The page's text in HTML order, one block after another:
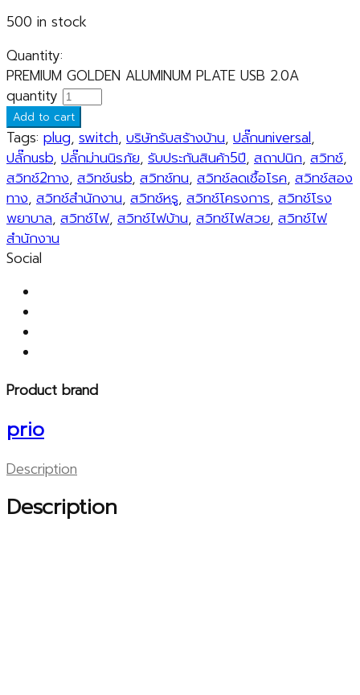
500 in stock
Quantity:
PREMIUM GOLDEN ALUMINUM PLATE USB 2.0A
quantity
Add to cart
Tags: plug, switch, บริษัทรับสร้างบ้าน, ปลั๊กuniversal,
ปลั๊กusb, ปลั๊กม่านนิรภัย, รับประกันสินค้า5ปี, สถาปนิก, สวิทช์,
สวิทช์2ทาง, สวิทช์usb, สวิทช์ทน, สวิทช์ลดเชื้อโรค, สวิทช์สอง
ทาง, สวิทช์สำนักงาน, สวิทช์หรู, สวิทช์โครงการ, สวิทช์โรง
พยาบาล, สวิทช์ไฟ, สวิทช์ไฟบ้าน, สวิทช์ไฟสวย, สวิทช์ไฟ
สำนักงาน
Social
Product brand
prio
Description
Description